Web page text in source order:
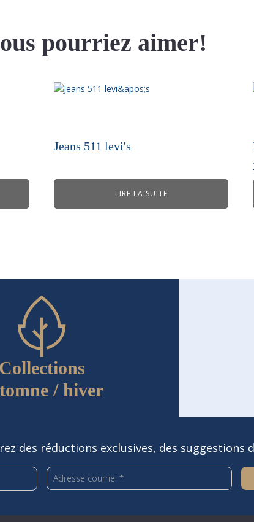
pourriez aimer!
Jeans 511 levi's
LIRE LA SUITE
Collections
/ hiver
des réductions exclusives, des suggestions